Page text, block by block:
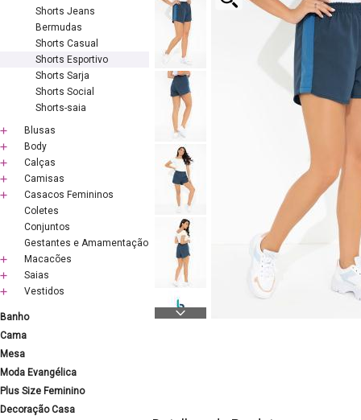
Shorts Jeans
Bermudas
Shorts Casual
Shorts Esportivo
Shorts Sarja
Shorts Social
Shorts-saia
Blusas
Body
Calças
Camisas
Casacos Femininos
Coletes
Conjuntos
Gestantes e Amamentação
Macacões
Saias
Vestidos
Banho
Cama
Mesa
Moda Evangélica
Plus Size Feminino
Decoração Casa